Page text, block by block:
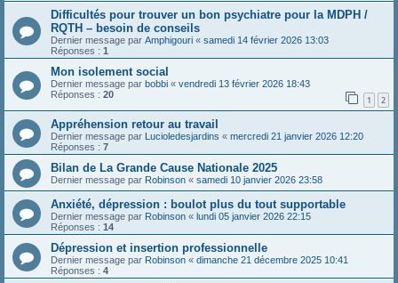
Difficultés pour trouver un bon psychiatre pour la MDPH /
RQTH – besoin de conseils
Dernier message par Amphigouri « samedi 14 février 2026 13:03
Réponses : 1
Mon isolement social
Dernier message par bobbi « vendredi 13 février 2026 18:43
Réponses : 20 1 2
Appréhension retour au travail
Dernier message par Lucioledesjardins « mercredi 21 janvier 2026 12:20
Réponses : 7
Bilan de La Grande Cause Nationale 2025
Dernier message par Robinson « samedi 10 janvier 2026 23:58
Anxiété, dépression : boulot plus du tout supportable
Dernier message par Robinson « lundi 05 janvier 2026 22:15
Réponses : 14
Dépression et insertion professionnelle
Dernier message par Robinson « dimanche 21 décembre 2025 10:41
Réponses : 4